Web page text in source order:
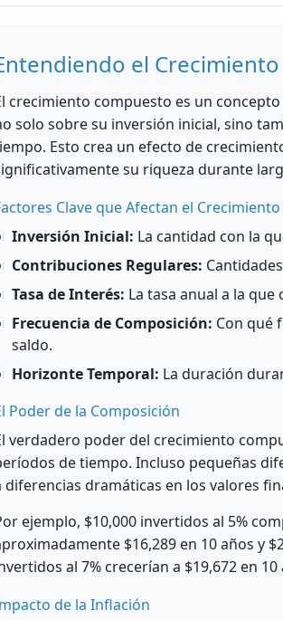
el
crecimiento compuesto es un
solo sobre su inversión inicial, sino
Esto crea un efecto de
su riqueza durante
Clave que Afectan el
Inversión Inicial: La cantidad con la
Contribuciones Regulares:
Tasa de Interés: La tasa anual a la que
Frecuencia de Composición: Con qué
saldo.
Horizonte Temporal: La duración
Poder de la Composición
verdadero poder del crecimiento
de tiempo. Incluso pequeñas
diferencias dramáticas en los valores
ejemplo, $10,000 invertidos al 5%
$16,289 en 10 años y
al 7% crecerían a $19,672 en 10
de la Inflación